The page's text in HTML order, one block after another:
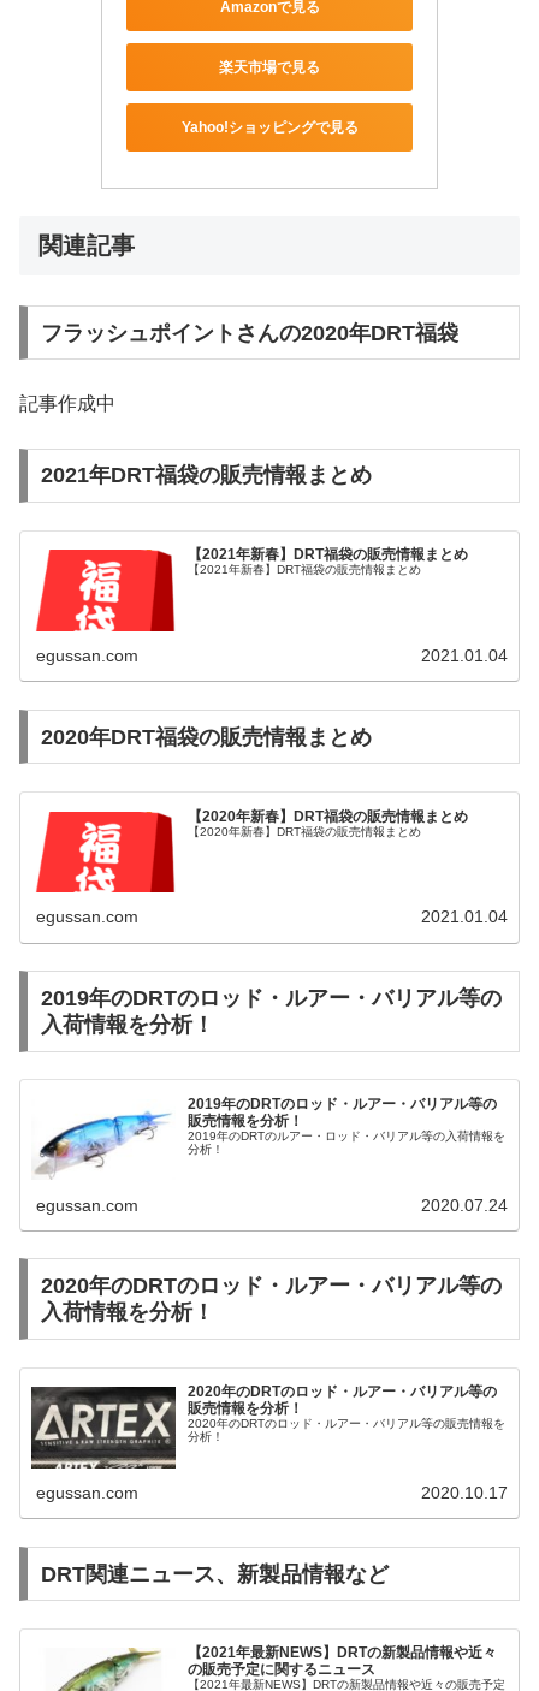
Amazonで見る
楽天市場で見る
Yahoo!ショッピングで見る
関連記事
フラッシュポイントさんの2020年DRT福袋
記事作成中
2021年DRT福袋の販売情報まとめ
【2021年新春】DRT福袋の販売情報まとめ
【2021年新春】DRT福袋の販売情報まとめ
egussan.com 2021.01.04
2020年DRT福袋の販売情報まとめ
【2020年新春】DRT福袋の販売情報まとめ
【2020年新春】DRT福袋の販売情報まとめ
egussan.com 2021.01.04
2019年のDRTのロッド・ルアー・バリアル等の
入荷情報を分析！
2019年のDRTのロッド・ルアー・バリアル等の
販売情報を分析！
2019年のDRTのルアー・ロッド・バリアル等の入荷情報を
分析！
egussan.com 2020.07.24
2020年のDRTのロッド・ルアー・バリアル等の
入荷情報を分析！
2020年のDRTのロッド・ルアー・バリアル等の
販売情報を分析！
2020年のDRTのロッド・ルアー・バリアル等の販売情報を
分析！
egussan.com 2020.10.17
DRT関連ニュース、新製品情報など
【2021年最新NEWS】DRTの新製品情報や近々
の販売予定に関するニュース
【2021年最新NEWS】DRTの新製品情報や近々の販売予定